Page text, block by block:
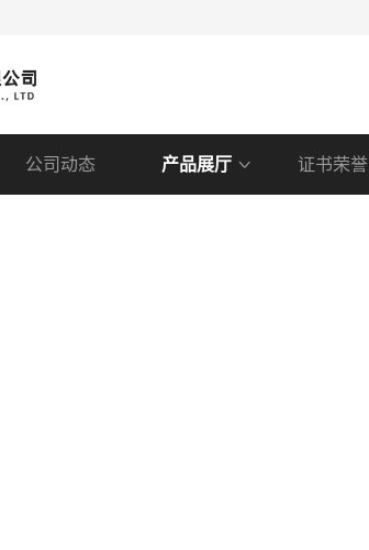
公司动态 产品展厅 证书荣誉